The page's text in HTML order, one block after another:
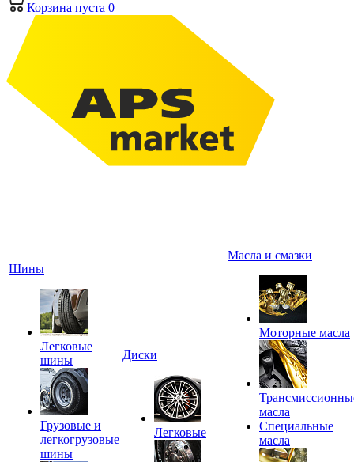
Корзина пуста 0
Шины
Легковые
шины
Грузовые и
легкогрузовые
шины
Диски
Легковые
Масла и смазки
Моторные масла
масла
Специальные
масла